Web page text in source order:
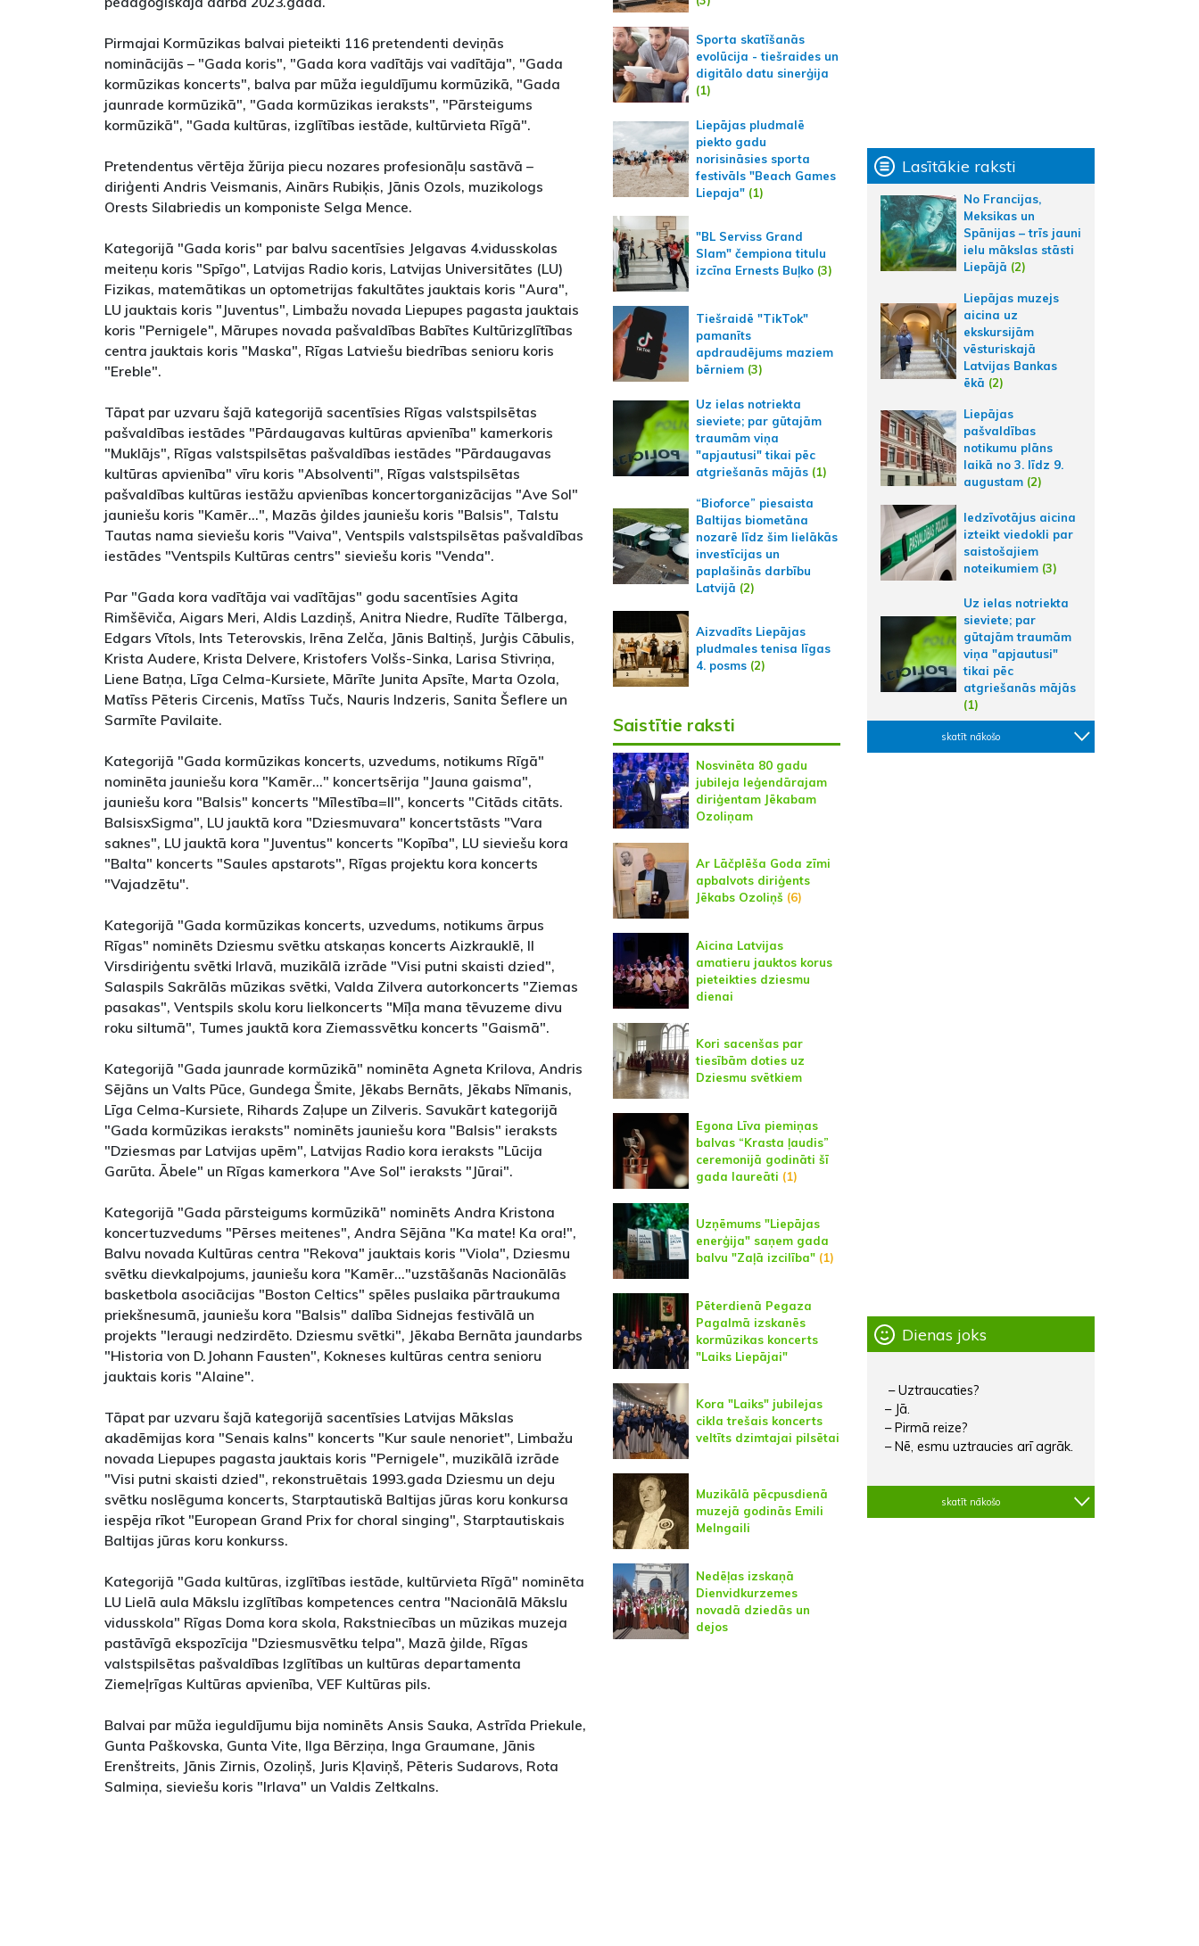
Pirmajai Kormūzikas balvai pieteikti 116 pretendenti deviņās
nominācijās – "Gada koris", "Gada kora vadītājs vai vadītāja", "Gada
kormūzikas koncerts", balva par mūža ieguldījumu kormūzikā, "Gada
jaunrade kormūzikā", "Gada kormūzikas ieraksts", "Pārsteigums
kormūzikā", "Gada kultūras, izglītības iestāde, kultūrvieta Rīgā".
Pretendentus vērtēja žūrija piecu nozares profesionāļu sastāvā –
diriģenti Andris Veismanis, Ainārs Rubiķis, Jānis Ozols, muzikologs
Orests Silabriedis un komponiste Selga Mence.
Kategorijā "Gada koris" par balvu sacentīsies Jelgavas 4.vidusskolas
meiteņu koris "Spīgo", Latvijas Radio koris, Latvijas Universitātes (LU)
Fizikas, matemātikas un optometrijas fakultātes jauktais koris "Aura",
LU jauktais koris "Juventus", Limbažu novada Liepupes pagasta jauktais
koris "Pernigele", Mārupes novada pašvaldības Babītes Kultūrizglītības
centra jauktais koris "Maska", Rīgas Latviešu biedrības senioru koris
"Ereble".
Tāpat par uzvaru šajā kategorijā sacentīsies Rīgas valstspilsētas
pašvaldības iestādes "Pārdaugavas kultūras apvienība" kamerkoris
"Muklājs", Rīgas valstspilsētas pašvaldības iestādes "Pārdaugavas
kultūras apvienība" vīru koris "Absolventi", Rīgas valstspilsētas
pašvaldības kultūras iestāžu apvienības koncertorganizācijas "Ave Sol"
jauniešu koris "Kamēr...", Mazās ģildes jauniešu koris "Balsis", Talstu
Tautas nama sieviešu koris "Vaiva", Ventspils valstspilsētas pašvaldības
iestādes "Ventspils Kultūras centrs" sieviešu koris "Venda".
Par "Gada kora vadītāja vai vadītājas" godu sacentīsies Agita
Rimšēviča, Aigars Meri, Aldis Lazdiņš, Anitra Niedre, Rudīte Tālberga,
Edgars Vītols, Ints Teterovskis, Irēna Zelča, Jānis Baltiņš, Jurģis Cābulis,
Krista Audere, Krista Delvere, Kristofers Volšs-Sinka, Larisa Stivriņa,
Liene Batņa, Līga Celma-Kursiete, Mārīte Junita Apsīte, Marta Ozola,
Matīss Pēteris Circenis, Matīss Tučs, Nauris Indzeris, Sanita Šeflere un
Sarmīte Pavilaite.
Kategorijā "Gada kormūzikas koncerts, uzvedums, notikums Rīgā"
nominēta jauniešu kora "Kamēr..." koncertsērija "Jauna gaisma",
jauniešu kora "Balsis" koncerts "Mīlestība=II", koncerts "Citāds citāts.
BalsisxSigma", LU jauktā kora "Dziesmuvara" koncertstāsts "Vara
saknes", LU jauktā kora "Juventus" koncerts "Kopība", LU sieviešu kora
"Balta" koncerts "Saules apstarots", Rīgas projektu kora koncerts
"Vajadzētu".
Kategorijā "Gada kormūzikas koncerts, uzvedums, notikums ārpus
Rīgas" nominēts Dziesmu svētku atskaņas koncerts Aizkrauklē, II
Virsdiriģentu svētki Irlavā, muzikālā izrāde "Visi putni skaisti dzied",
Salaspils Sakrālās mūzikas svētki, Valda Zilvera autorkoncerts "Ziemas
pasakas", Ventspils skolu koru lielkoncerts "Mīļa mana tēvuzeme divu
roku siltumā", Tumes jauktā kora Ziemassvētku koncerts "Gaismā".
Kategorijā "Gada jaunrade kormūzikā" nominēta Agneta Krilova, Andris
Sējāns un Valts Pūce, Gundega Šmite, Jēkabs Bernāts, Jēkabs Nīmanis,
Līga Celma-Kursiete, Rihards Zaļupe un Zilveris. Savukārt kategorijā
"Gada kormūzikas ieraksts" nominēts jauniešu kora "Balsis" ieraksts
"Dziesmas par Latvijas upēm", Latvijas Radio kora ieraksts "Lūcija
Garūta. Ābele" un Rīgas kamerkora "Ave Sol" ieraksts "Jūrai".
Kategorijā "Gada pārsteigums kormūzikā" nominēts Andra Kristona
koncertuzvedums "Pērses meitenes", Andra Sējāna "Ka mate! Ka ora!",
Balvu novada Kultūras centra "Rekova" jauktais koris "Viola", Dziesmu
svētku dievkalpojums, jauniešu kora "Kamēr…"uzstāšanās Nacionālās
basketbola asociācijas "Boston Celtics" spēles puslaika pārtraukuma
priekšnesumā, jauniešu kora "Balsis" dalība Sidnejas festivālā un
projekts "Ieraugi nedzirdēto. Dziesmu svētki", Jēkaba Bernāta jaundarbs
"Historia von D.Johann Fausten", Kokneses kultūras centra senioru
jauktais koris "Alaine".
Tāpat par uzvaru šajā kategorijā sacentīsies Latvijas Mākslas
akadēmijas kora "Senais kalns" koncerts "Kur saule nenoriet", Limbažu
novada Liepupes pagasta jauktais koris "Pernigele", muzikālā izrāde
"Visi putni skaisti dzied", rekonstruētais 1993.gada Dziesmu un deju
svētku noslēguma koncerts, Starptautiskā Baltijas jūras koru konkursa
iespēja rīkot "European Grand Prix for choral singing", Starptautiskais
Baltijas jūras koru konkurss.
Kategorijā "Gada kultūras, izglītības iestāde, kultūrvieta Rīgā" nominēta
LU Lielā aula Mākslu izglītības kompetences centra "Nacionālā Mākslu
vidusskola" Rīgas Doma kora skola, Rakstniecības un mūzikas muzeja
pastāvīgā ekspozīcija "Dziesmusvētku telpa", Mazā ģilde, Rīgas
valstspilsētas pašvaldības Izglītības un kultūras departamenta
Ziemeļrīgas Kultūras apvienība, VEF Kultūras pils.
Balvai par mūža ieguldījumu bija nominēts Ansis Sauka, Astrīda Priekule,
Gunta Paškovska, Gunta Vite, Ilga Bērziņa, Inga Graumane, Jānis
Erenštreits, Jānis Zirnis, Ozoliņš, Juris Kļaviņš, Pēteris Sudarovs, Rota
Salmiņa, sieviešu koris "Irlava" un Valdis Zeltkalns.
Sporta skatīšanās
evolūcija - tiešraides un
digitālo datu sinerģija
(1)
Liepājas pludmalē
piekto gadu
norisināsies sporta
festivāls "Beach Games
Liepaja"(1)
"BL Serviss Grand
Slam" čempiona titulu
izcīna Ernests Buļko(3)
Tiešraidē "TikTok"
pamanīts
apdraudējums maziem
bērniem(3)
Uz ielas notriekta
sieviete; par gūtajām
traumām viņa
"apjautusi" tikai pēc
atgriešanās mājās(1)
“Bioforce” piesaista
Baltijas biometāna
nozarē līdz šim lielākās
investīcijas un
paplašinās darbību
Latvijā (2)
Aizvadīts Liepājas
pludmales tenisa līgas
4. posms(2)
Saistītie raksti
Nosvinēta 80 gadu
jubileja leģendārajam
diriģentam Jēkabam
Ozoliņam
Ar Lāčplēša Goda zīmi
apbalvots diriģents
Jēkabs Ozoliņš (6)
Aicina Latvijas
amatieru jauktos korus
pieteikties dziesmu
dienai
Kori sacenšas par
tiesībām doties uz
Dziesmu svētkiem
Egona Līva piemiņas
balvas “Krasta ļaudis”
ceremonijā godināti šī
gada laureāti (1)
Uzņēmums "Liepājas
enerģija" saņem gada
balvu "Zaļā izcilība"(1)
Pēterdienā Pegaza
Pagalmā izskanēs
kormūzikas koncerts
"Laiks Liepājai"
Kora "Laiks" jubilejas
cikla trešais koncerts
veltīts dzimtajai pilsētai
Muzikālā pēcpusdienā
muzejā godinās Emili
Melngaili
Nedēļas izskaņā
Dienvidkurzemes
novadā dziedās un
dejos
Lasītākie raksti
No Francijas,
Meksikas un
Spānijas – trīs jauni
ielu mākslas stāsti
Liepājā (2)
Liepājas muzejs
aicina uz
ekskursijām
vēsturiskajā
Latvijas Bankas
ēkā (2)
Liepājas
pašvaldības
notikumu plāns
laikā no 3. līdz 9.
augustam (2)
Iedzīvotājus aicina
izteikt viedokli par
saistošajiem
noteikumiem (3)
Uz ielas notriekta
sieviete; par
gūtajām traumām
viņa "apjautusi"
tikai pēc
atgriešanās mājās
(1)
skatīt nākošo
Dienas joks
– Uztraucaties?
– Jā.
– Pirmā reize?
– Nē, esmu uztraucies arī agrāk.
skatīt nākošo